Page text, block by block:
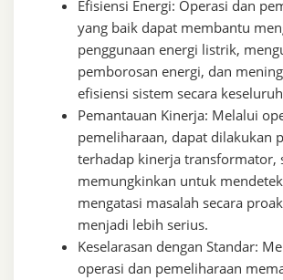
Efisiensi Energi: Operasi dan
yang baik dapat membantu
penggunaan energi listrik,
pemborosan energi, dan
efisiensi sistem secara
Pemantauan Kinerja: Melalui
pemeliharaan, dapat dilakukan
terhadap kinerja transformator,
memungkinkan untuk
mengatasi masalah secara
menjadi lebih serius.
Keselarasan dengan Standar:
operasi dan pemeliharaan